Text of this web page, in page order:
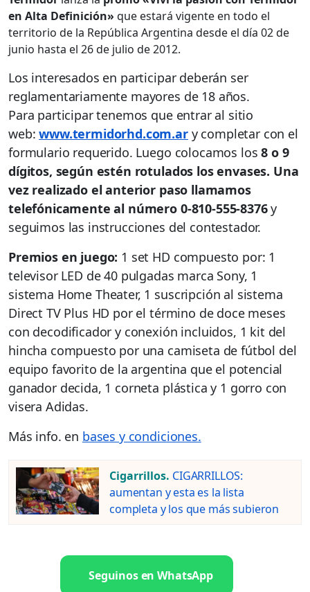
en Alta Definición» que estará vigente en todo el
territorio de la República Argentina desde el día 02 de
junio hasta el 26 de julio de 2012.
Los interesados en participar deberán ser
reglamentariamente mayores de 18 años.
Para participar tenemos que entrar al sitio
web:www.termidorhd.com.ary completar con el
formulario requerido. Luego colocamos los8 o 9
dígitos, según estén rotulados los envases. Una
vez realizado el anterior paso llamamos
telefónicamente al número 0-810-555-8376y
seguimos las instrucciones del contestador.
Premios en juego: 1 set HD compuesto por: 1
televisor LED de 40 pulgadas marca Sony, 1
sistema Home Theater, 1 suscripción al sistema
Direct TV Plus HD por el término de doce meses
con decodificador y conexión incluidos, 1 kit del
hincha compuesto por una camiseta de fútbol del
equipo favorito de la argentina que el potencial
ganador decida, 1 corneta plástica y 1 gorro con
visera Adidas.
Más info. en bases y condiciones.
Cigarrillos. CIGARRILLOS:
aumentan y esta es la lista
completa y los que más subieron
Seguinos en WhatsApp